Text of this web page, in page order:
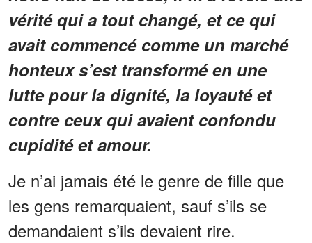
vérité qui a tout changé, et ce qui
avait commencé comme un marché
honteux s’est transformé en une
lutte pour la dignité, la loyauté et
contre ceux qui avaient confondu
cupidité et amour.
Je n’ai jamais été le genre de fille que
les gens remarquaient, sauf s’ils se
demandaient s’ils devaient rire.